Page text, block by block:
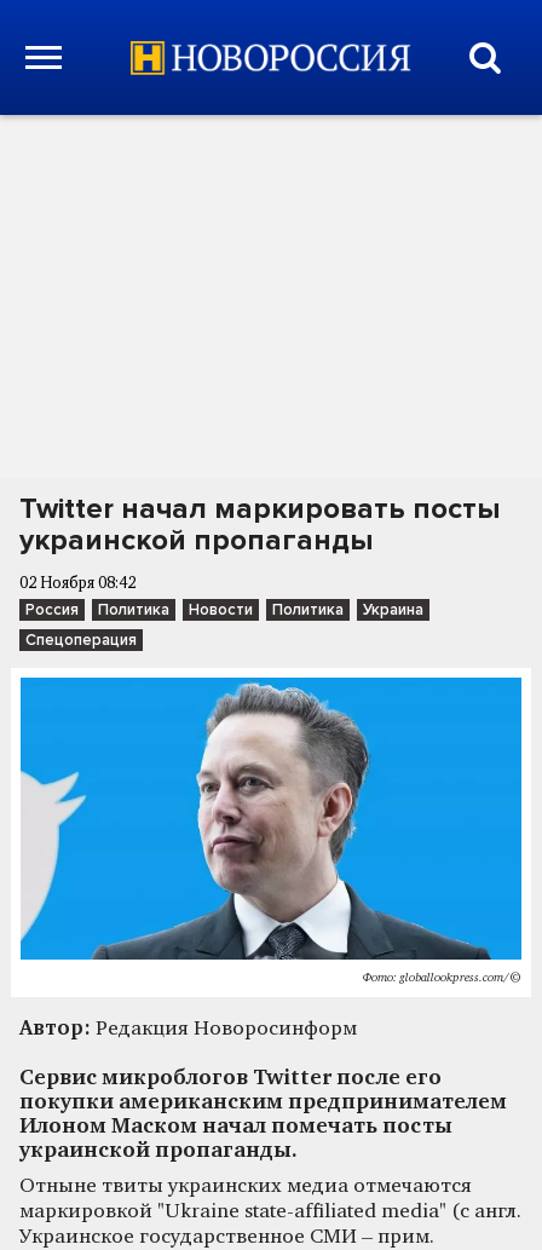
Twitter начал маркировать посты
украинской пропаганды
02 Ноября 08:42
Россия Политика Новости Политика
Украина
Спецоперация
Фото: globallookpress.com/©
Автор: Редакция Новоросинформ
Сервис микроблогов Twitter после его
покупки американским предпринимателем
Илоном Маском начал помечать посты
украинской пропаганды.
Отныне твиты украинских медиа отмечаются
маркировкой "Ukraine state-affiliated media" (с англ.
Украинское государственное СМИ – прим.